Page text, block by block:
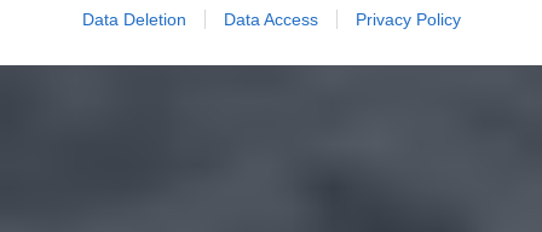
Data Deletion Data Access Privacy Policy